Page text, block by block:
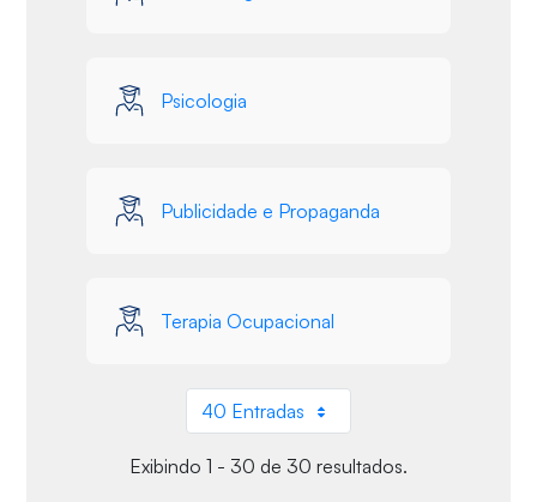
Psicologia
Publicidade e Propaganda
Terapia Ocupacional
40 EntradasPor página
Exibindo 1 - 30 de 30 resultados.